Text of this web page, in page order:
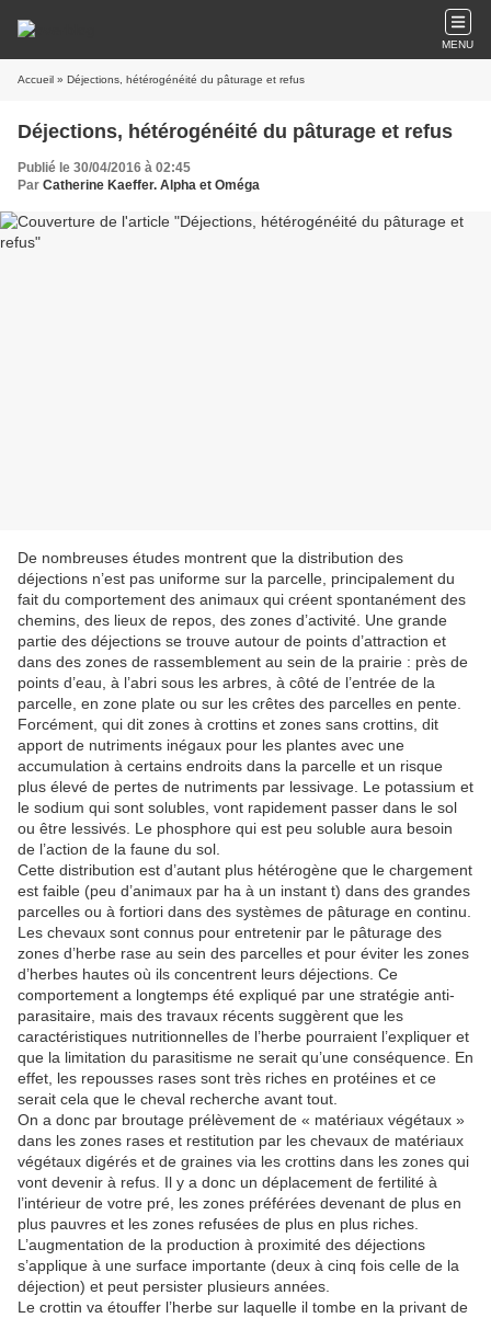
MENU
Accueil » Déjections, hétérogénéité du pâturage et refus
Déjections, hétérogénéité du pâturage et refus
Publié le 30/04/2016 à 02:45
Par Catherine Kaeffer. Alpha et Oméga
De nombreuses études montrent que la distribution des
déjections n’est pas uniforme sur la parcelle, principalement du
fait du comportement des animaux qui créent spontanément des
chemins, des lieux de repos, des zones d’activité. Une grande
partie des déjections se trouve autour de points d’attraction et
dans des zones de rassemblement au sein de la prairie : près de
points d’eau, à l’abri sous les arbres, à côté de l’entrée de la
parcelle, en zone plate ou sur les crêtes des parcelles en pente.
Forcément, qui dit zones à crottins et zones sans crottins, dit
apport de nutriments inégaux pour les plantes avec une
accumulation à certains endroits dans la parcelle et un risque
plus élevé de pertes de nutriments par lessivage. Le potassium et
le sodium qui sont solubles, vont rapidement passer dans le sol
ou être lessivés. Le phosphore qui est peu soluble aura besoin
de l’action de la faune du sol.
Cette distribution est d’autant plus hétérogène que le chargement
est faible (peu d’animaux par ha à un instant t) dans des grandes
parcelles ou à fortiori dans des systèmes de pâturage en continu.
Les chevaux sont connus pour entretenir par le pâturage des
zones d’herbe rase au sein des parcelles et pour éviter les zones
d’herbes hautes où ils concentrent leurs déjections. Ce
comportement a longtemps été expliqué par une stratégie anti-
parasitaire, mais des travaux récents suggèrent que les
caractéristiques nutritionnelles de l’herbe pourraient l’expliquer et
que la limitation du parasitisme ne serait qu’une conséquence. En
effet, les repousses rases sont très riches en protéines et ce
serait cela que le cheval recherche avant tout.
On a donc par broutage prélèvement de « matériaux végétaux »
dans les zones rases et restitution par les chevaux de matériaux
végétaux digérés et de graines via les crottins dans les zones qui
vont devenir à refus. Il y a donc un déplacement de fertilité à
l’intérieur de votre pré, les zones préférées devenant de plus en
plus pauvres et les zones refusées de plus en plus riches.
L’augmentation de la production à proximité des déjections
s’applique à une surface importante (deux à cinq fois celle de la
déjection) et peut persister plusieurs années.
Le crottin va étouffer l’herbe sur laquelle il tombe en la privant de